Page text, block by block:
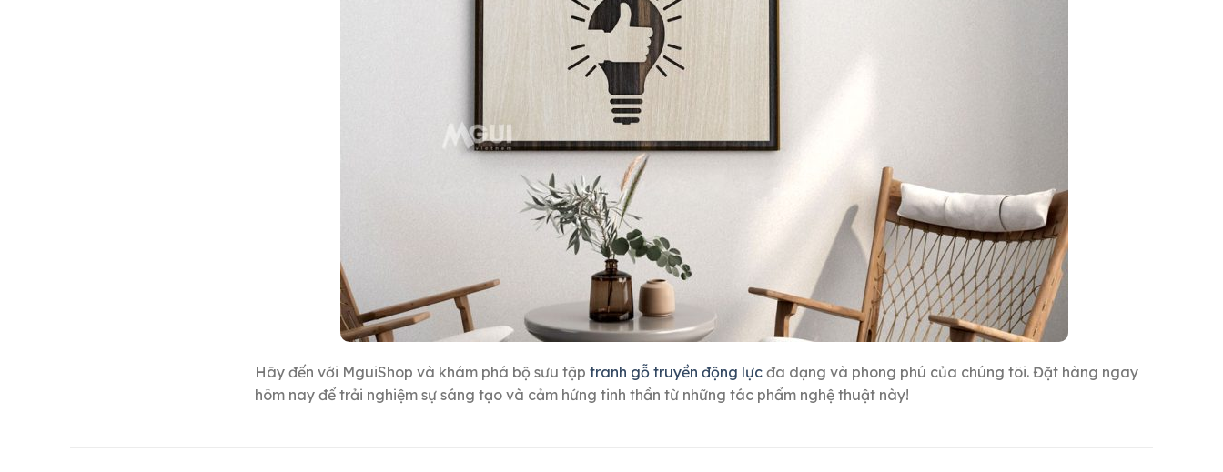
Hãy đến với MguiShop và khám phá bộ sưu tậptranh gỗ truyền động lực đa dạng và phong phú của chúng tôi. Đặt hàng ngay
hôm nay để trải nghiệm sự sáng tạo và cảm hứng tinh thần từ những tác phẩm nghệ thuật này!